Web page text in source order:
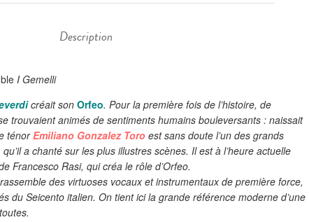
Description
I Gemelli
créait son Orfeo. Pour la première fois de l’histoire, de
trouvaient animés de sentiments humains bouleversants : naissait
ténorEmiliano Gonzalez Toro est sans doute l’un des grands
a chanté sur les plus illustres scènes. Il est à l’heure actuelle
Francesco Rasi, qui créa le rôle d’Orfeo.
rassemble des virtuoses vocaux et instrumentaux de première force,
du Seicento italien. On tient ici la grande référence moderne d’une